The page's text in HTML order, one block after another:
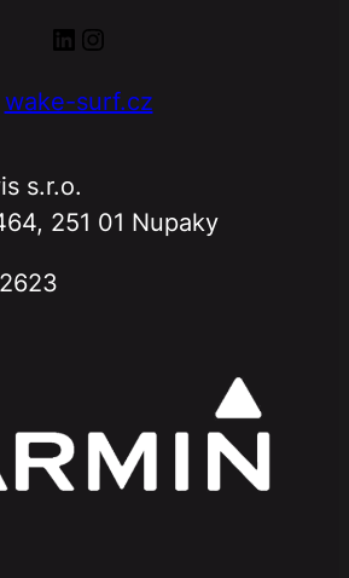
LinkedIn Instagram
wake-surf.cz
s.r.o.
251 01 Nupaky